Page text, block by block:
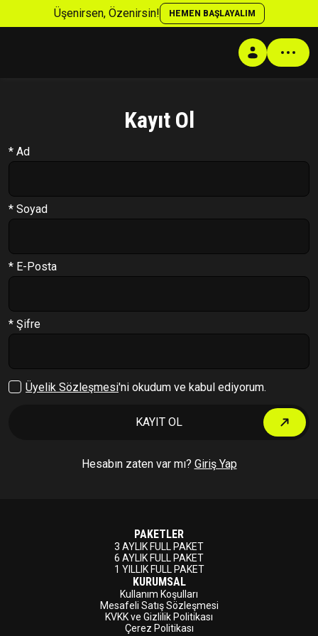
Üşenirsen, Özenirsin! HEMEN BAŞLAYALIM
Supplement Programı
Takip Sistemi
PT Formu
Kayıt Ol
* Ad
* Soyad
* E-Posta
* Şifre
Üyelik Sözleşmesi'ni okudum ve kabul ediyorum.
KAYIT OL
Hesabın zaten var mı? Giriş Yap
PAKETLER
3 AYLIK FULL PAKET
6 AYLIK FULL PAKET
1 YILLIK FULL PAKET
KURUMSAL
Kullanım Koşulları
Mesafeli Satış Sözleşmesi
KVKK ve Gizlilik Politikası
Çerez Politikası